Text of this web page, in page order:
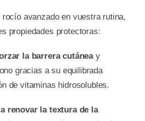
avanzado en vuestra rutina,
propiedades protectoras:
la barrera cutáneay
gracias a su equilibrada
de vitaminas hidrosolubles.
renovar la textura de la